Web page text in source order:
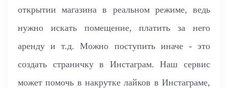
открытии магазина в реальном режиме, ведь
нужно искать помещение, платить за него
аренду и т.д. Можно поступить иначе - это
создать страничку в Инстаграм. Наш сервис
может помочь в накрутке лайков в Инстаграме,